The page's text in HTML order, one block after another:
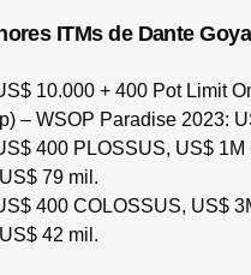
ITMs de Dante
10.000 + 400 Pot Limit
– WSOP Paradise 2023:
400 PLOSSUS, US$ 1M
79 mil.
400 COLOSSUS, US$
42 mil.